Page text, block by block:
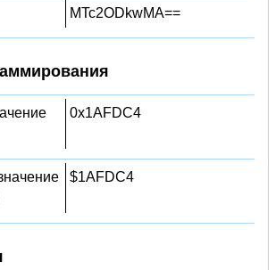
MTc2ODkwMA==
0x1AFDC4
$1AFDC4